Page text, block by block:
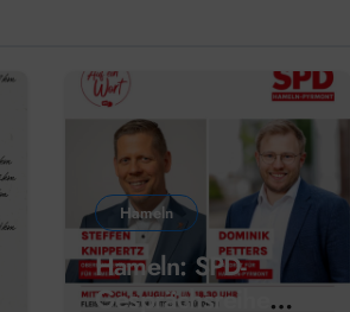
Hameln
Hameln: SPD-
Gesprächsreihe